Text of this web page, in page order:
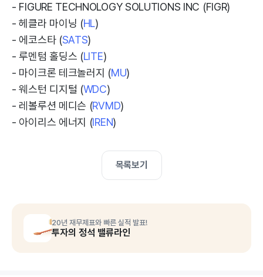
- FIGURE TECHNOLOGY SOLUTIONS INC (FIGR)
- 헤클라 마이닝 (HL)
- 에코스타 (SATS)
- 루멘텀 홀딩스 (LITE)
- 마이크론 테크놀러지 (MU)
- 웨스턴 디지털 (WDC)
- 레볼루션 메디슨 (RVMD)
- 아이리스 에너지 (IREN)
목록보기
20년 재무제표와 빠른 실적 발표!
투자의 정석 밸류라인